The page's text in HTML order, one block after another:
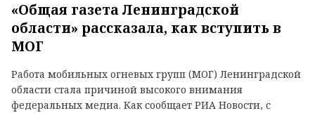
«Общая газета Ленинградской
области» рассказала, как вступить в
МОГ
Работа мобильных огневых групп (МОГ) Ленинградской
области стала причиной высокого внимания
федеральных медиа. Как сообщает РИА Новости, с